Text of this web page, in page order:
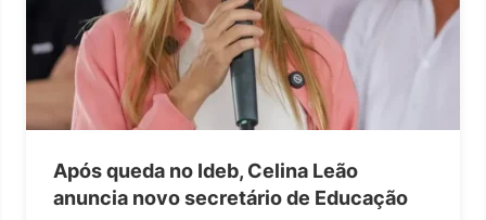
Após queda no Ideb, Celina Leão
anuncia novo secretário de Educação